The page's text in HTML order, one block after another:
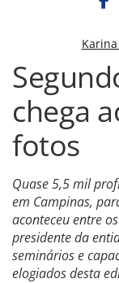
chega
fotos
Quase 5,5 mil
em Campinas,
aconteceu entre
presidente da
seminários e
elogiados desta